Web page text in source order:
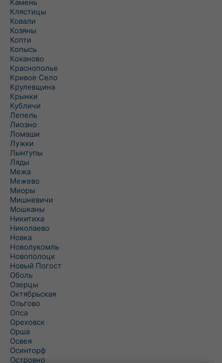
Камень
Клястицы
Ковали
Козяны
Копти
Копысь
Коханово
Краснополье
Кривое Село
Крулевщина
Крынки
Кубличи
Лепель
Лиозно
Ломаши
Лужки
Лынтупы
Ляды
Межа
Межево
Миоры
Мишневичи
Мошканы
Никитиха
Николаево
Новка
Новолукомль
Новополоцк
Новый Погост
Оболь
Озерцы
Октябрьская
Ольгово
Опса
Ореховск
Орша
Освея
Осинторф
Островно